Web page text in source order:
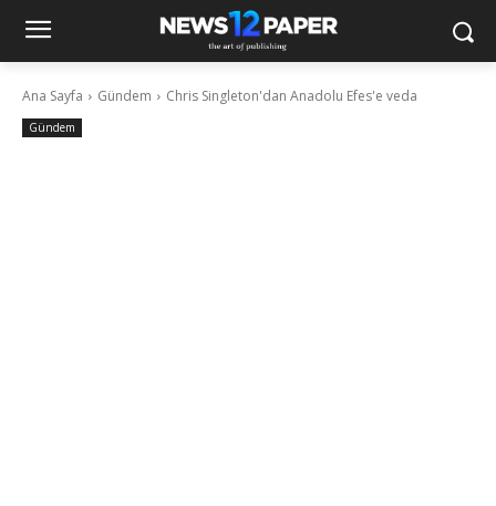
Ana Sayfa Gündem Chris Singleton'dan Anadolu Efes'e veda
Gündem